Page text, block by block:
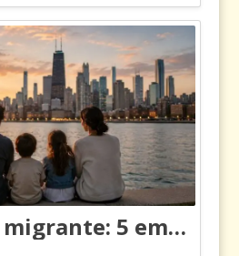
Resiliencia migrante: 5 emociones y cómo gestionarlas